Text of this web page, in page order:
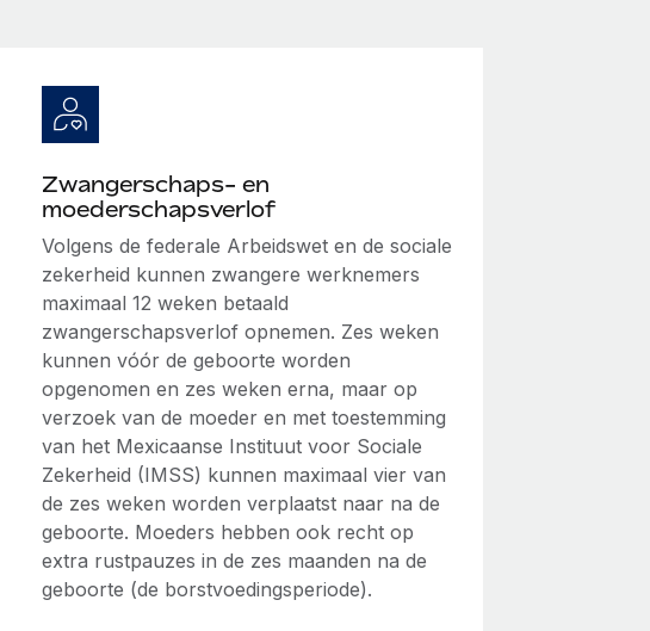
Zwangerschaps- en
moederschapsverlof
Volgens de federale Arbeidswet en de sociale
zekerheid kunnen zwangere werknemers
maximaal 12 weken betaald
zwangerschapsverlof opnemen. Zes weken
kunnen vóór de geboorte worden
opgenomen en zes weken erna, maar op
verzoek van de moeder en met toestemming
van het Mexicaanse Instituut voor Sociale
Zekerheid (IMSS) kunnen maximaal vier van
de zes weken worden verplaatst naar na de
geboorte. Moeders hebben ook recht op
extra rustpauzes in de zes maanden na de
geboorte (de borstvoedingsperiode).